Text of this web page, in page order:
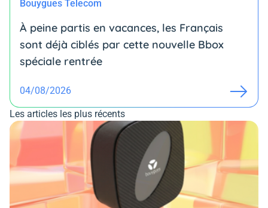
Bouygues Telecom
À peine partis en vacances, les Français
sont déjà ciblés par cette nouvelle Bbox
spéciale rentrée
04/08/2026
Les articles les plus récents